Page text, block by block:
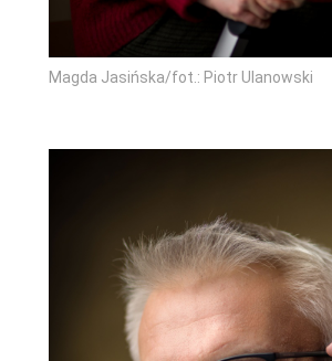
Magda Jasińska/fot.: Piotr Ulanowski